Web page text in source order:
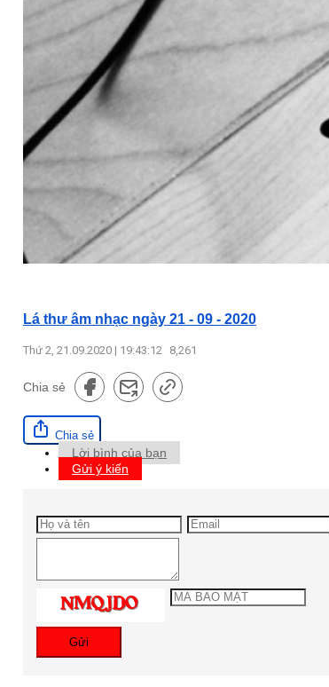
Lá thư âm nhạc ngày 21 - 09 - 2020
Thứ 2, 21.09.2020 | 19:43:12 8,261
Chia sẻ
Chia sẻ
Lời bình của bạn
Gửi ý kiến
Gửi